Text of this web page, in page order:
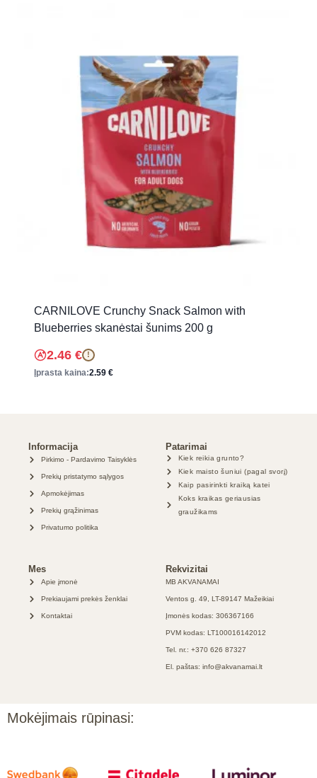
CARNILOVE Crunchy Snack Salmon with
Blueberries skanėstai šunims 200 g
2.46 € !
Įprasta kaina:2.59 €
Informacija
Pirkimo - Pardavimo Taisyklės
Prekių pristatymo sąlygos
Apmokėjimas
Prekių grąžinimas
Privatumo politika
Patarimai
Kiek reikia grunto?
Kiek maisto šuniui (pagal svorį)
Kaip pasirinkti kraiką katei
Koks kraikas geriausias
graužikams
Mes
Apie įmonė
Prekiaujami prekės ženklai
Kontaktai
Rekvizitai
MB AKVANAMAI
Ventos g. 49, LT-89147 Mažeikiai
Įmonės kodas: 306367166
PVM kodas: LT100016142012
Tel. nr.: +370 626 87327
El. paštas: info@akvanamai.lt
Mokėjimais rūpinasi: